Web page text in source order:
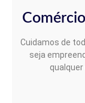
Cuidamos de
seja